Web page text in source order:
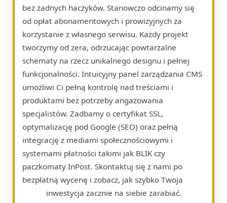
bez żadnych haczyków. Stanowczo odcinamy się
od opłat abonamentowych i prowizyjnych za
korzystanie z własnego serwisu. Każdy projekt
tworzymy od zera, odrzucając powtarzalne
schematy na rzecz unikalnego designu i pełnej
funkcjonalności. Intuicyjny panel zarządzania CMS
umożliwi Ci pełną kontrolę nad treściami i
produktami bez potrzeby angażowania
specjalistów. Zadbamy o certyfikat SSL,
optymalizację pod Google (SEO) oraz pełną
integrację z mediami społecznościowymi i
systemami płatności takimi jak BLIK czy
paczkomaty InPost. Skontaktuj się z nami po
bezpłatną wycenę i zobacz, jak szybko Twoja
inwestycja zacznie na siebie zarabiać.